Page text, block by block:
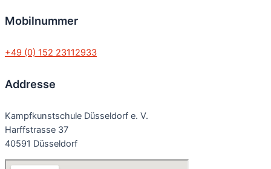
Mobilnummer
+49 (0) 152 23112933
Addresse
Kampfkunstschule Düsseldorf e. V.
Harffstrasse 37
40591 Düsseldorf